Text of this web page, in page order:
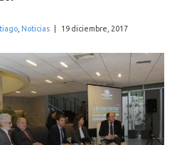
Noticias 19 diciembre, 2017